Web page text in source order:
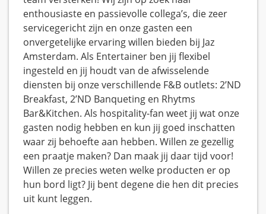
enthousiaste en passievolle collega’s, die zeer
servicegericht zijn en onze gasten een
onvergetelijke ervaring willen bieden bij Jaz
Amsterdam. Als Entertainer ben jij flexibel
ingesteld en jij houdt van de afwisselende
diensten bij onze verschillende F&B outlets: 2’ND
Breakfast, 2’ND Banqueting en Rhytms
Bar&Kitchen. Als hospitality-fan weet jij wat onze
gasten nodig hebben en kun jij goed inschatten
waar zij behoefte aan hebben. Willen ze gezellig
een praatje maken? Dan maak jij daar tijd voor!
Willen ze precies weten welke producten er op
hun bord ligt? Jij bent degene die hen dit precies
uit kunt leggen.